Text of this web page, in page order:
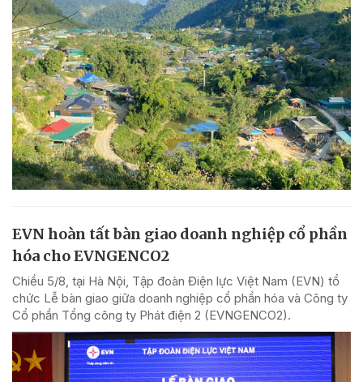
EVN hoàn tất bàn giao doanh nghiệp cổ phần
hóa cho EVNGENCO2
Chiều 5/8, tại Hà Nội, Tập đoàn Điện lực Việt Nam (EVN) tổ
chức Lễ bàn giao giữa doanh nghiệp cổ phần hóa và Công ty
Cổ phần Tổng công ty Phát điện 2 (EVNGENCO2).